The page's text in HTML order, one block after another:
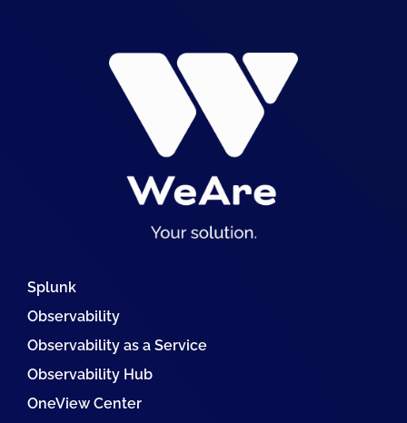
Splunk
Observability
Observability as a Service
Observability Hub
OneView Center